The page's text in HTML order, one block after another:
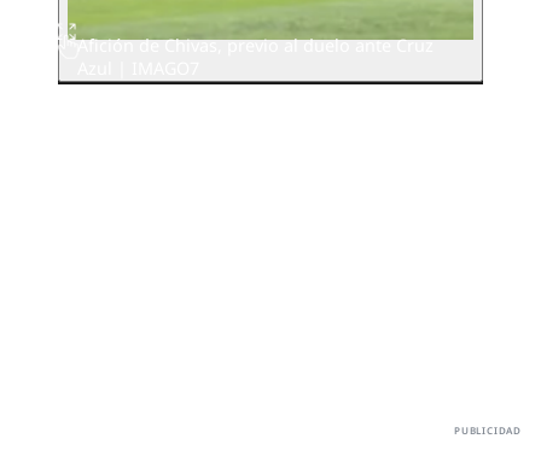
Afición de Chivas, previo al duelo ante Cruz